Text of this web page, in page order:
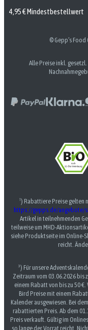
4,95 € Mindestbestellwert
© Gepp’s
Alle Preise inkl.
¹) Rabattiere Preise gelten
https://gepps.de/angebote/
Artikel in teilnehmenden
teilweise um MHD-
siehe Produktseite im Online-
reicht.
³) Für unsere
Zeitraum vom 03.06.2026 bis
einem Rabatt von bis zu 50
Bird Preise mit einem
Kalender ausgewiesen. Bei
rabattierten Preis. Ab dem
Preis verkauft. Gültig im
so lange der Vorrat reicht.